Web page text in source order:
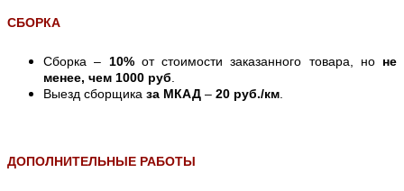
СБОРКА
Сборка – 10%от стоимости заказанного товара, но не
менее, чем 1000 руб
Выезд сборщика за МКАД – 20 руб./км
ДОПОЛНИТЕЛЬНЫЕ РАБОТЫ